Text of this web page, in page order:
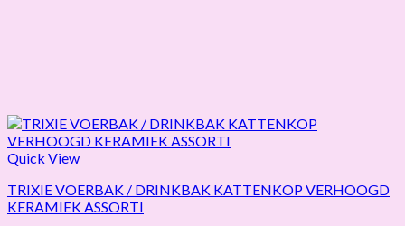
Quick View
TRIXIE VOERBAK / DRINKBAK KATTENKOP VERHOOGD
KERAMIEK ASSORTI